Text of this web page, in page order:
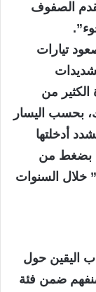
الصفوف
تيارات
من
بحسب اليسار
من 100 تعديل متشدد أدخلتها
بضغط من
خلال السنوات
اليقين حول
ضمن فئة